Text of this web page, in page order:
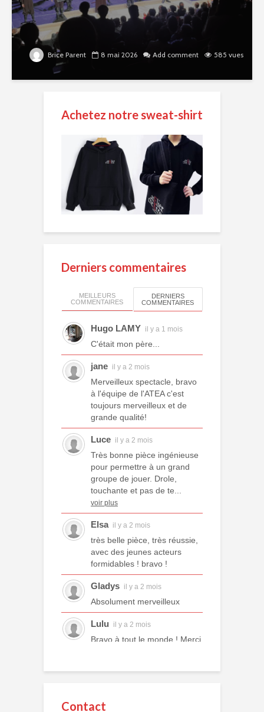
Brice Parent 8 mai 2026 Add comment 585 vues
Achetez notre sweat-shirt
Derniers commentaires
MEILLEURS
COMMENTAIRES
DERNIERS
COMMENTAIRES
Hugo LAMY il y a 1 mois
C'était mon père...
jane il y a 2 mois
Merveilleux spectacle, bravo
à l'équipe de l'ATEA c'est
toujours merveilleux et de
grande qualité!
Luce il y a 2 mois
Très bonne pièce ingénieuse
pour permettre à un grand
groupe de jouer. Drole,
touchante et pas de te...
voir plus
Elsa il y a 2 mois
très belle pièce, très réussie,
avec des jeunes acteurs
formidables ! bravo !
Gladys il y a 2 mois
Absolument merveilleux
Lulu il y a 2 mois
Bravo à tout le monde ! Merci
Contact